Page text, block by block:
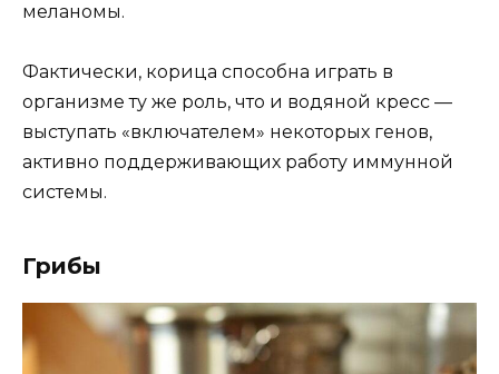
меланомы.
Фактически, корица способна играть в
организме ту же роль, что и водяной кресс —
выступать «включателем» некоторых генов,
активно поддерживающих работу иммунной
системы.
Грибы